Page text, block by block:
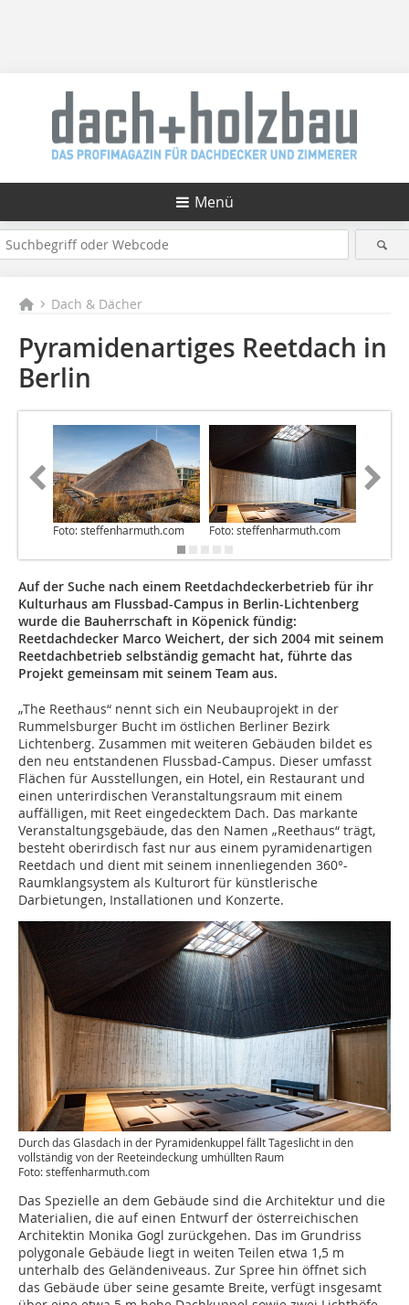
Menü
Dach & Dächer
Pyramidenartiges Reetdach in
Berlin
Foto: steffenharmuth.com Foto: steffenharmuth.com
Auf der Suche nach einem Reetdachdeckerbetrieb für ihr
Kulturhaus am Flussbad-Campus in Berlin-Lichtenberg
wurde die Bauherrschaft in Köpenick fündig:
Reetdachdecker Marco Weichert, der sich 2004 mit seinem
Reetdachbetrieb selbständig gemacht hat, führte das
Projekt gemeinsam mit seinem Team aus.
„The Reethaus“ nennt sich ein Neubauprojekt in der
Rummelsburger Bucht im östlichen Berliner Bezirk
Lichtenberg. Zusammen mit weiteren Gebäuden bildet es
den neu entstandenen Flussbad-Campus. Dieser umfasst
Flächen für Ausstellungen, ein Hotel, ein Restaurant und
einen unterirdischen Veranstaltungsraum mit einem
auffälligen, mit Reet eingedecktem Dach. Das markante
Veranstaltungsgebäude, das den Namen „Reethaus“ trägt,
besteht oberirdisch fast nur aus einem pyramidenartigen
Reetdach und dient mit seinem innenliegenden 360°-
Raumklangsystem als Kulturort für künstlerische
Darbietungen, Installationen und Konzerte.
Durch das Glasdach in der Pyramidenkuppel fällt Tageslicht in den
vollständig von der Reeteindeckung umhüllten Raum
Foto: steffenharmuth.com
Das Spezielle an dem Gebäude sind die Architektur und die
Materialien, die auf einen Entwurf der österreichischen
Architektin Monika Gogl zurückgehen. Das im Grundriss
polygonale Gebäude liegt in weiten Teilen etwa 1,5 m
unterhalb des Geländeniveaus. Zur Spree hin öffnet sich
das Gebäude über seine gesamte Breite, verfügt insgesamt